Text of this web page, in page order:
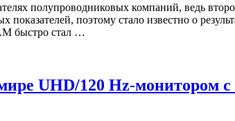
полупроводниковых компаний, ведь
поэтому стало известно о
быстро стал …
UHD/120 Hz-монитором с